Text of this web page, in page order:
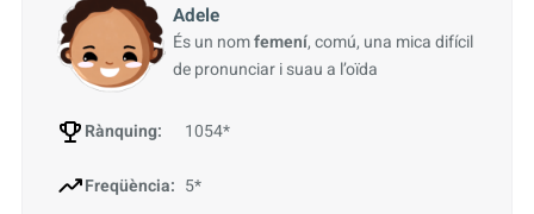
Rànquing: 1054*
Freqüència: 5*
Adele
És un nomfemení, comú, una mica difícil
de pronunciar i suau a l’oïda